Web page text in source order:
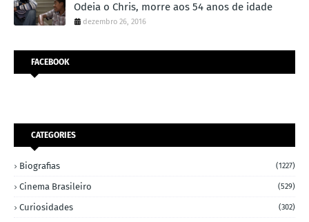
Odeia o Chris, morre aos 54 anos de idade
dezembro 26, 2016
FACEBOOK
CATEGORIES
Biografias (1227)
Cinema Brasileiro (529)
Curiosidades (302)